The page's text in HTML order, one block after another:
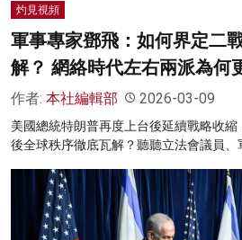
灼見視頻
軍事專家鄧飛：如何界定二
解？ 網絡時代左右兩派為何
作者: 本社編輯部 2026-03-09
美國總統特朗普再度上台後延續戰略收
後全球秩序徹底瓦解？聽聽立法會議員、